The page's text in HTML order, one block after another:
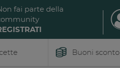
fai parte della
Buoni sconto